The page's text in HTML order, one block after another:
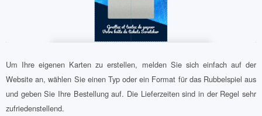
Um Ihre eigenen Karten zu erstellen, melden Sie sich einfach auf der
Website an, wählen Sie einen Typ oder ein Format für das Rubbelspiel aus
und geben Sie Ihre Bestellung auf. Die Lieferzeiten sind in der Regel sehr
zufriedenstellend.